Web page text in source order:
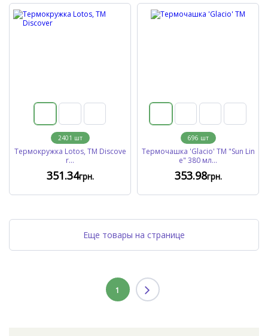
2401 шт
Термокружка Lotos, TM Discove
r...
351.34грн.
696 шт
Термочашка 'Glacio' ТМ "Sun Lin
e" 380 мл...
353.98грн.
Еще товары на странице
1